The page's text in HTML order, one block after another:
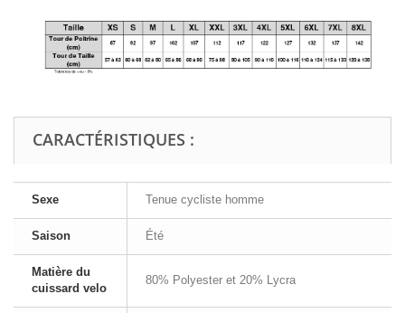
CARACTÉRISTIQUES :
Sexe Tenue cycliste homme
Saison Été
Matière du
cuissard velo
80% Polyester et 20% Lycra